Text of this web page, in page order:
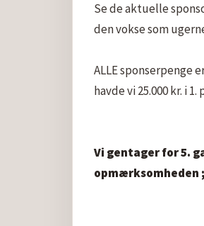
Se de aktuelle
den vokse som
ALLE sponserpenge
havde vi 25.000 kr. i
Vi gentager for 5.
opmærksomheden